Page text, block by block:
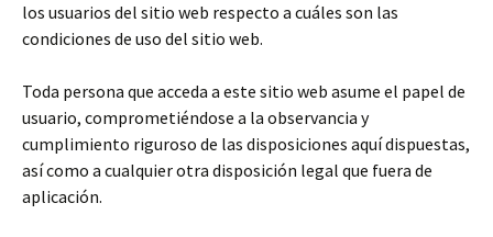
los usuarios del sitio web respecto a cuáles son las
condiciones de uso del sitio web.
Toda persona que acceda a este sitio web asume el papel de
usuario, comprometiéndose a la observancia y
cumplimiento riguroso de las disposiciones aquí dispuestas,
así como a cualquier otra disposición legal que fuera de
aplicación.